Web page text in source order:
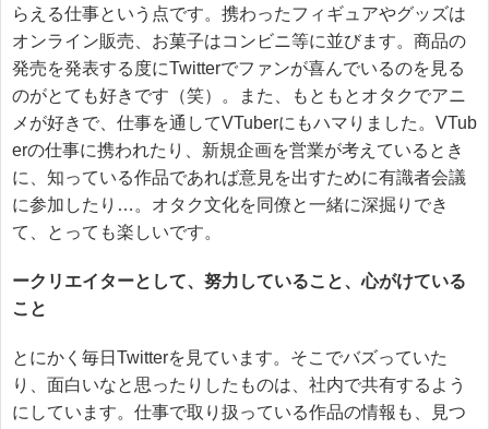
らえる仕事という点です。携わったフィギュアやグッズは
オンライン販売、お菓子はコンビニ等に並びます。商品の
発売を発表する度にTwitterでファンが喜んでいるのを見る
のがとても好きです（笑）。また、もともとオタクでアニ
メが好きで、仕事を通してVTuberにもハマりました。VTub
erの仕事に携われたり、新規企画を営業が考えているとき
に、知っている作品であれば意見を出すために有識者会議
に参加したり…。オタク文化を同僚と一緒に深掘りでき
て、とっても楽しいです。
ークリエイターとして、努力していること、心がけている
こと
とにかく毎日Twitterを見ています。そこでバズっていた
り、面白いなと思ったりしたものは、社内で共有するよう
にしています。仕事で取り扱っている作品の情報も、見つ